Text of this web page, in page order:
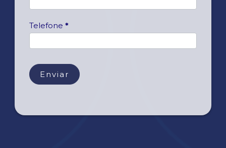
i
Telefone*
Enviar